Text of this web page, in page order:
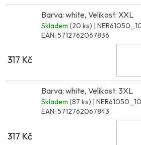
Barva: white, Velikost: XXL
Skladem (20 ks) |
EAN: 5712762067836
317 Kč
Barva: white, Velikost: 3XL
Skladem (87 ks) |
EAN: 5712762067843
317 Kč